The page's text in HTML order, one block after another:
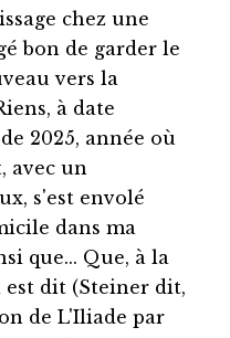
chez une
bon de garder le
vers la
à date
2025, année où
avec un
s'est envolé
dans ma
que... Que, à la
est dit (Steiner dit,
de L'Iliade par